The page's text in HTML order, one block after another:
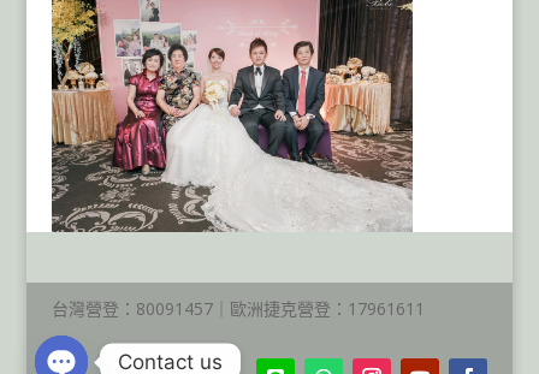
台灣營登：80091457｜歐洲捷克營登：17961611
Contact us